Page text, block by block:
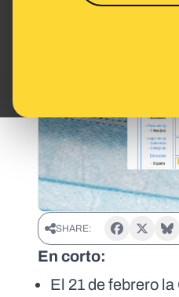
SHARE:
En corto:
El 21 de febrero